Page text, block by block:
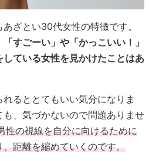
ざとい30代女性の特徴です。
すごーい」や「かっこいい！」
ている女性を見かけたことはあ
るととてもいい気分になりま
、気づかないので問題ありませ
性の視線を自分に向けるために
距離を縮めていくのです。